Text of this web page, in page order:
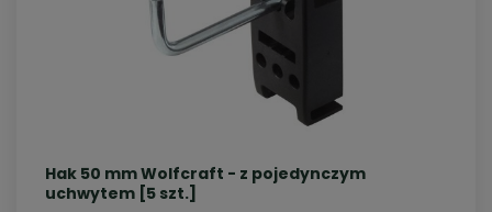
Hak 50 mm Wolfcraft - z pojedynczym
uchwytem [5 szt.]